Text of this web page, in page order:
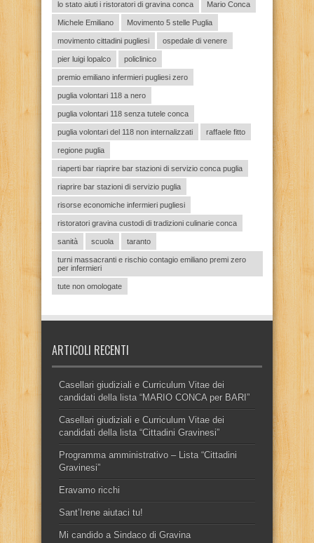
lo stato aiuti i ristoratori di gravina conca Mario Conca
Michele Emiliano Movimento 5 stelle Puglia
movimento cittadini pugliesi ospedale di venere
pier luigi lopalco policlinico
premio emiliano infermieri pugliesi zero
puglia volontari 118 a nero
puglia volontari 118 senza tutele conca
puglia volontari del 118 non internalizzati raffaele fitto
regione puglia
riaperti bar riaprire bar stazioni di servizio conca puglia
riaprire bar stazioni di servizio puglia
risorse economiche infermieri pugliesi
ristoratori gravina custodi di tradizioni culinarie conca
sanità scuola taranto
turni massacranti e rischio contagio emiliano premi zero
per infermieri
tute non omologate
ARTICOLI RECENTI
Casellari giudiziali e Curriculum Vitae dei
candidati della lista “MARIO CONCA per BARI”
Casellari giudiziali e Curriculum Vitae dei
candidati della lista “Cittadini Gravinesi”
Programma amministrativo – Lista “Cittadini
Gravinesi”
Eravamo ricchi
Sant’Irene aiutaci tu!
Mi candido a Sindaco di Gravina